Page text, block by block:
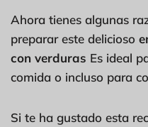
Ahora tienes algunas
preparar este delicioso
con verduras Es ideal
comida o incluso para
Si te ha gustado esta